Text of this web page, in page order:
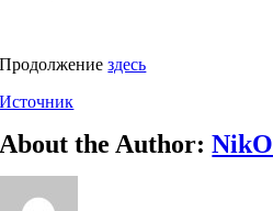
Продолжениездесь
Источник
About the Author:NikO